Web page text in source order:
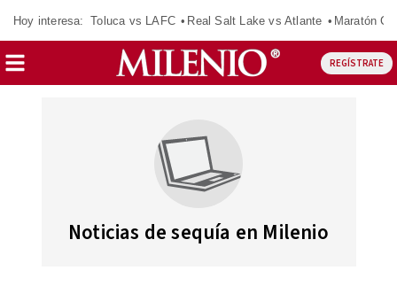
Hoy interesa: Toluca vs LAFC Real Salt Lake vs Atlante Maratón
REGÍSTRATE
Noticias de sequía en Milenio